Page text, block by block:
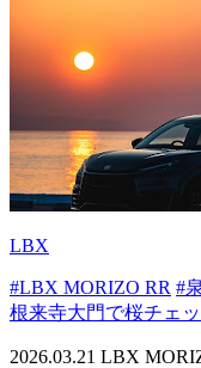
LBX
#LBX MORIZO RR #
根来寺大門で桜チェ
2026.03.21 LBX